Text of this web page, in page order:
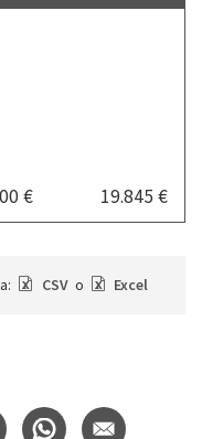
€ 19.845 €
CSV o Excel